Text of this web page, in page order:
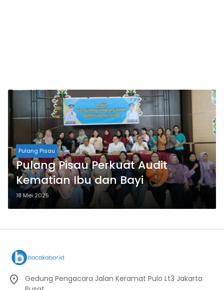
Pulang Pisau
Pulang Pisau Perkuat Audit
Kematian Ibu dan Bayi
18 Mei 2025
Gedung Pengacara Jalan Keramat Pulo Lt3 Jakarta